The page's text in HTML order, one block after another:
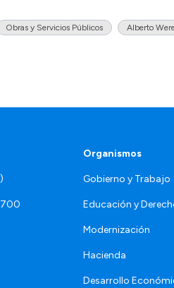
Obras y Servicios Públicos Alberto
Organismos
Gobierno y Trabajo
Educación y
Modernización
Hacienda
Desarrollo